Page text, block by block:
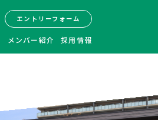
エントリーフォーム
メンバー紹介 採用情報